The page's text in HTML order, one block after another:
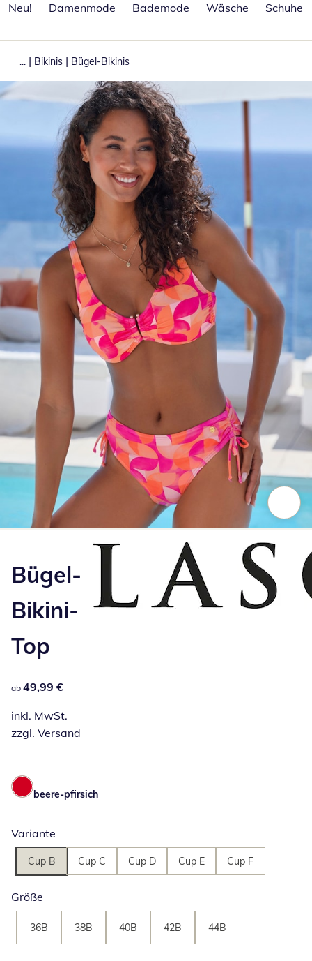
Neu!
Damenmode Bademode Wäsche Schuhe
... | Bikinis | Bügel-Bikinis
Bügel-
Bikini-
Top
49,99 €
ab 49,99 €
inkl. MwSt.
zzgl. Versand
beere-pfirsich
Variante
Cup B Cup C Cup D Cup E Cup F
Größe
36B 38B 40B 42B 44B